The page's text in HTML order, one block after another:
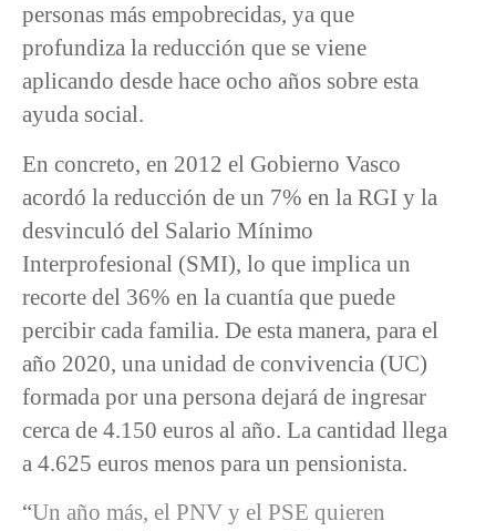
personas más empobrecidas, ya que
profundiza la reducción que se viene
aplicando desde hace ocho años sobre esta
ayuda social.
En concreto, en 2012 el Gobierno Vasco
acordó la reducción de un 7% en la RGI y la
desvinculó del Salario Mínimo
Interprofesional (SMI), lo que implica un
recorte del 36% en la cuantía que puede
percibir cada familia. De esta manera, para el
año 2020, una unidad de convivencia (UC)
formada por una persona dejará de ingresar
cerca de 4.150 euros al año. La cantidad llega
a 4.625 euros menos para un pensionista.
“Un año más, el PNV y el PSE quieren